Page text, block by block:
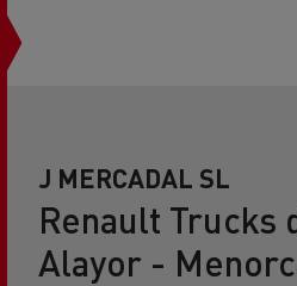
J MERCADAL SL
Renault Trucks
Alayor -